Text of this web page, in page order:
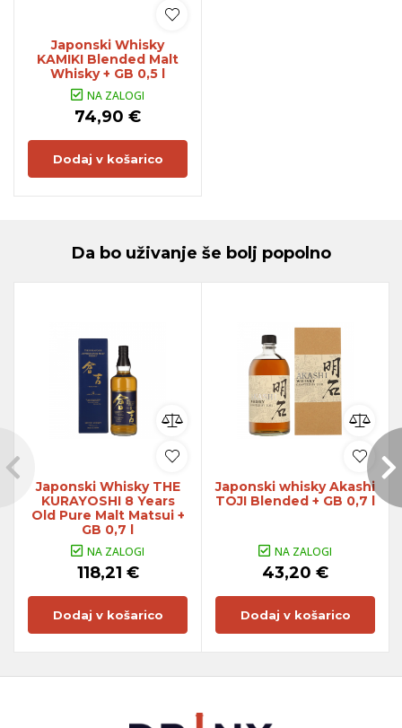
Japonski Whisky
KAMIKI Blended Malt
Whisky + GB 0,5 l
NA ZALOGI
74,90 €
Dodaj v košarico
Da bo uživanje še bolj popolno
Japonski Whisky THE
KURAYOSHI 8 Years
Old Pure Malt Matsui +
GB 0,7 l
NA ZALOGI
118,21 €
Dodaj v košarico
Japonski whisky Akashi
TOJI Blended + GB 0,7 l
NA ZALOGI
43,20 €
Dodaj v košarico